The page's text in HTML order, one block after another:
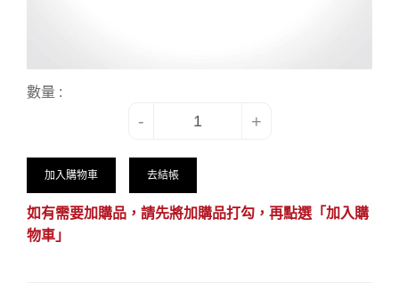
數量 :
- +
加入購物車 去結帳
如有需要加購品，請先將加購品打勾，再點選「加入購
物車」